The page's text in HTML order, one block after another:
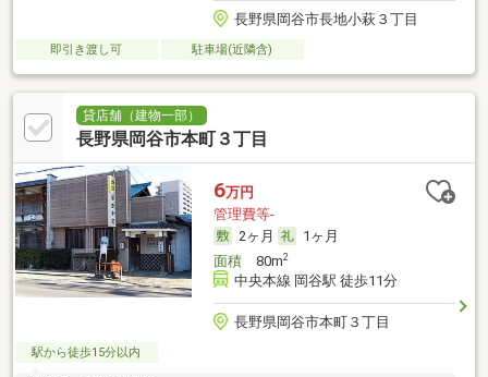
長野県岡谷市長地小萩３丁目
即引き渡し可 駐車場(近隣含)
貸店舗（建物一部）
長野県岡谷市本町３丁目
6万円
管理費等-
2ヶ月
1ヶ月
面積80m2
中央本線 岡谷駅 徒歩11分
長野県岡谷市本町３丁目
駅から徒歩15分以内